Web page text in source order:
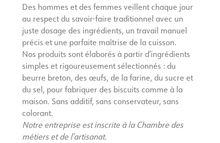
Des hommes et des femmes veillent chaque jour
au respect du savoir-faire traditionnel avec un
juste dosage des ingrédients, un travail manuel
précis et une parfaite maîtrise de la cuisson.
Nos produits sont élaborés à partir d’ingrédients
simples et rigoureusement sélectionnés : du
beurre breton, des œufs, de la farine, du sucre et
du sel, pour fabriquer des biscuits comme à la
maison. Sans additif, sans conservateur, sans
colorant.
Notre entreprise est inscrite à la Chambre des
métiers et de l’artisanat.